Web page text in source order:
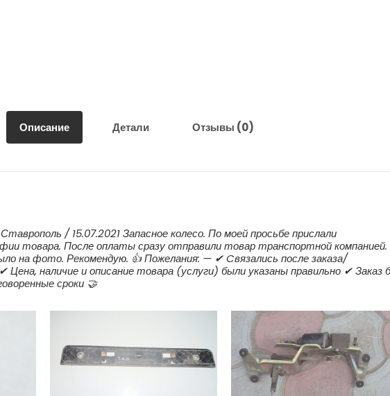
Описание Детали Отзывы (0)
/ 15.07.2021 Запасное колесо. По моей просьбе прислали
товара. После оплаты сразу отправили товар транспортной компанией.
на фото. Рекомендую. 👍 Пожелания: — ✔ Cвязались после заказа/
наличие и описание товара (услуги) были указаны правильно ✔ Заказ
сроки 🤝